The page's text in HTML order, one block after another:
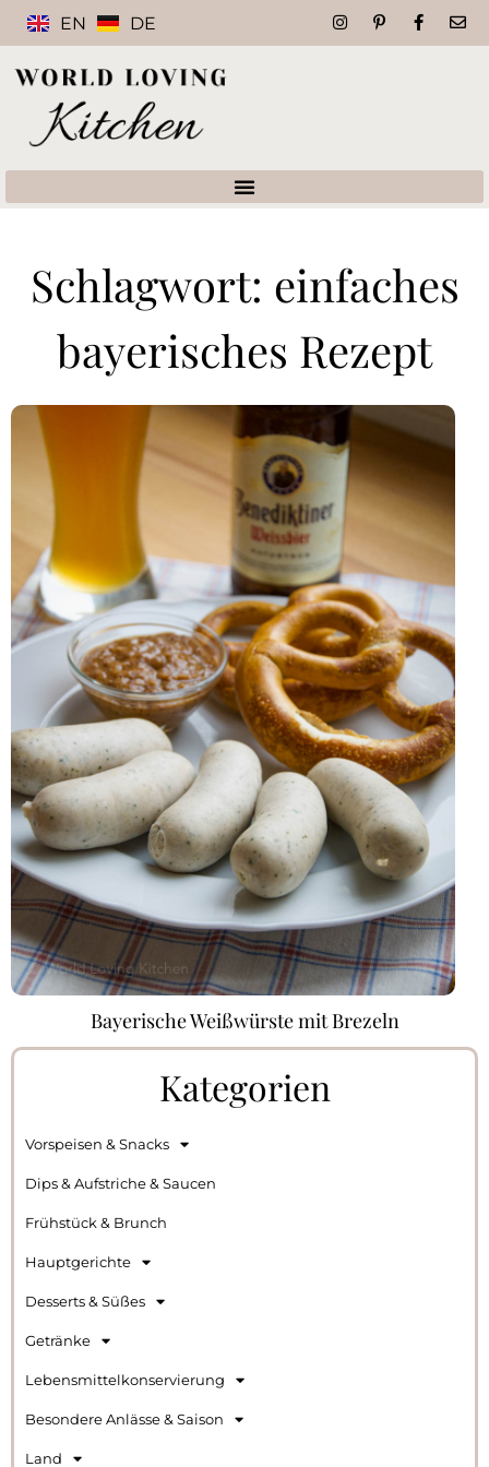
EN DE
Schlagwort: einfaches
bayerisches Rezept
Bayerische Weißwürste mit Brezeln
Kategorien
Vorspeisen & Snacks
Dips & Aufstriche & Saucen
Frühstück & Brunch
Hauptgerichte
Desserts & Süßes
Getränke
Lebensmittelkonservierung
Besondere Anlässe & Saison
Land